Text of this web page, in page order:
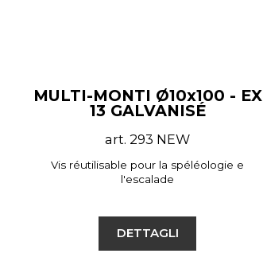
MULTI-MONTI Ø10x100 - EX
13 GALVANISÉ
art. 293 NEW
Vis réutilisable pour la spéléologie e
l'escalade
DETTAGLI